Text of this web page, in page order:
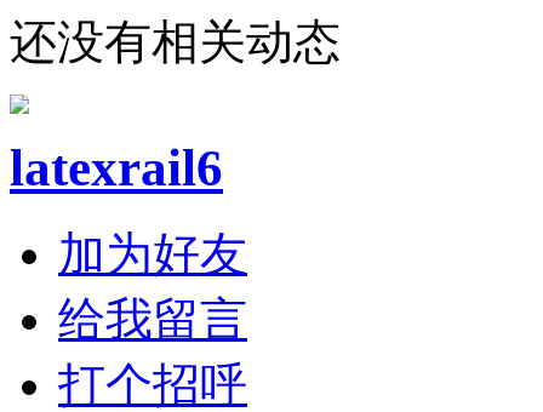
还没有相关动态
latexrail6
加为好友
给我留言
打个招呼